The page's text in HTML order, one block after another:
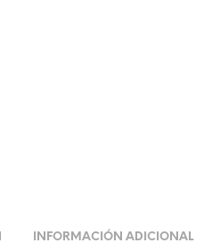
INFORMACIÓN ADICIONAL